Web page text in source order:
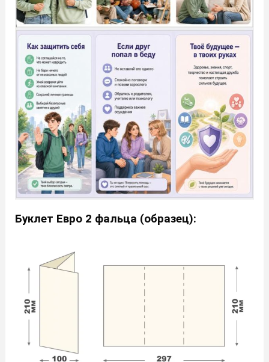
Буклет Евро 2 фальца (образец):